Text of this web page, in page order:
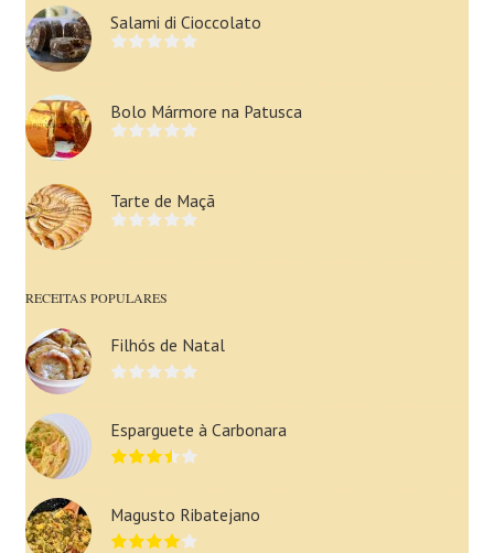
Salami di Cioccolato
Bolo Mármore na Patusca
Tarte de Maçã
RECEITAS POPULARES
Filhós de Natal
Esparguete à Carbonara
Magusto Ribatejano